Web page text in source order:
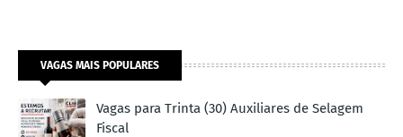
VAGAS MAIS POPULARES
Vagas para Trinta (30) Auxiliares de Selagem
Fiscal